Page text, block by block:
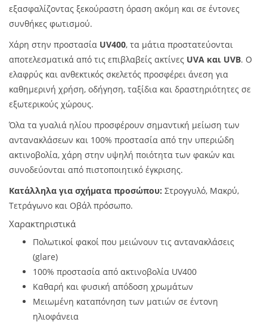
εξασφαλίζοντας ξεκούραστη όραση ακόμη και σε έντονες
συνθήκες φωτισμού.
Χάρη στην προστασία UV400, τα μάτια προστατεύονται
αποτελεσματικά από τις επιβλαβείς ακτίνες UVA και UVB. Ο
ελαφρύς και ανθεκτικός σκελετός προσφέρει άνεση για
καθημερινή χρήση, οδήγηση, ταξίδια και δραστηριότητες σε
εξωτερικούς χώρους.
Όλα τα γυαλιά ηλίου προσφέρουν σημαντική μείωση των
αντανακλάσεων και 100% προστασία από την υπεριώδη
ακτινοβολία, χάρη στην υψηλή ποιότητα των φακών και
συνοδεύονται από πιστοποιητικό έγκρισης.
Κατάλληλα για σχήματα προσώπου: Στρογγυλό, Μακρύ,
Τετράγωνο και Οβάλ πρόσωπο.
Χαρακτηριστικά
Πολωτικοί φακοί που μειώνουν τις αντανακλάσεις
(glare)
100% προστασία από ακτινοβολία UV400
Καθαρή και φυσική απόδοση χρωμάτων
Μειωμένη καταπόνηση των ματιών σε έντονη
ηλιοφάνεια